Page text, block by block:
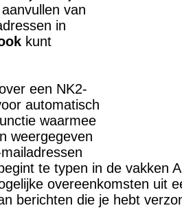
van
in
kunt
een NK2-
automatisch
waarmee
weergegeven
te typen in de vakken
overeenkomsten uit
berichten die je hebt